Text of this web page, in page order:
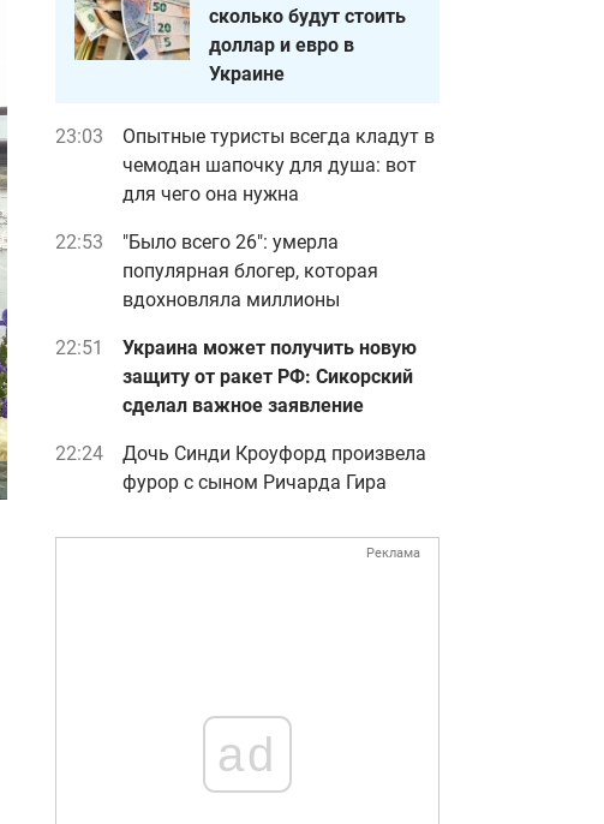
сколько будут стоить
доллар и евро в
Украине
23:03
Опытные туристы всегда кладут в
чемодан шапочку для душа: вот
для чего она нужна
22:53
"Было всего 26": умерла
популярная блогер, которая
вдохновляла миллионы
22:51
Украина может получить новую
защиту от ракет РФ: Сикорский
сделал важное заявление
22:24
Дочь Синди Кроуфорд произвела
фурор с сыном Ричарда Гира
Реклама
ad